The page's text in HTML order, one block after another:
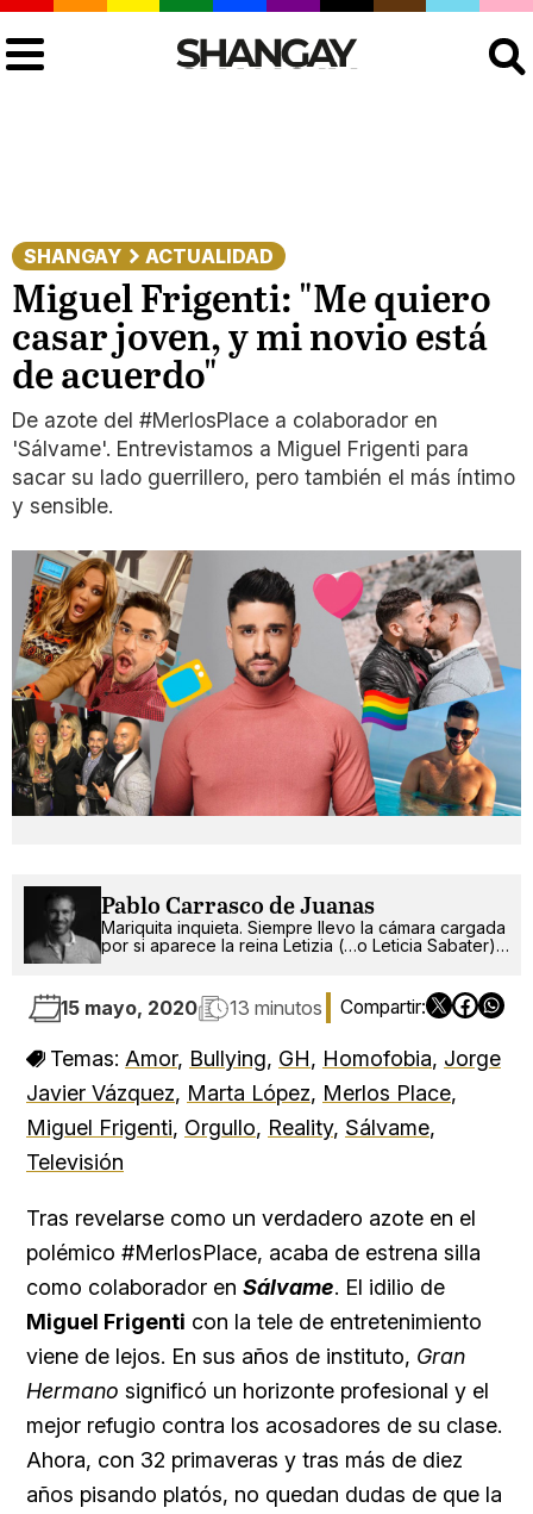
SHANGAY ACTUALIDAD
Miguel Frigenti: "Me quiero
casar joven, y mi novio está
de acuerdo"
De azote del #MerlosPlace a colaborador en
'Sálvame'. Entrevistamos a Miguel Frigenti para
sacar su lado guerrillero, pero también el más íntimo
y sensible.
Pablo Carrasco de Juanas
Mariquita inquieta. Siempre llevo la cámara cargada
por si aparece la reina Letizia (…o Leticia Sabater).
15 mayo, 2020 13 minutos
Temas: Amor, Bullying, GH, Homofobia, Jorge
Javier Vázquez, Marta López, Merlos Place,
Miguel Frigenti, Orgullo, Reality, Sálvame,
Televisión
Tras revelarse como un verdadero azote en el
polémico #MerlosPlace, acaba de estrena silla
como colaborador en Sálvame. El idilio de
Miguel Frigenti con la tele de entretenimiento
viene de lejos. En sus años de instituto, Gran
Hermano significó un horizonte profesional y el
mejor refugio contra los acosadores de su clase.
Ahora, con 32 primaveras y tras más de diez
años pisando platós, no quedan dudas de que la